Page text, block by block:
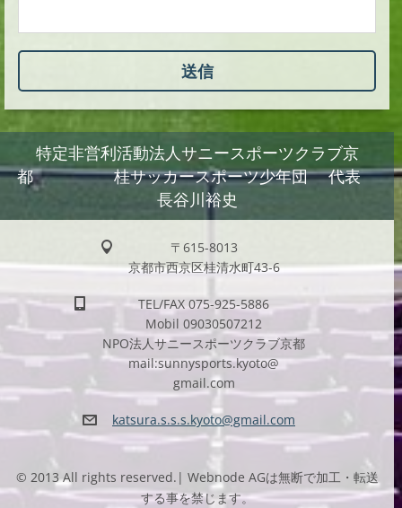
特定非営利活動法人サニースポーツクラブ京
都 桂サッカースポーツ少年団 代表
長谷川裕史
〒615-8013
京都市西京区桂清水町43-6
TEL/FAX 075-925-5886
Mobil 09030507212
NPO法人サニースポーツクラブ京都
mail:sunnysports.kyoto@
gmail.com
katsura.s.s.s.kyoto@gmail.com
© 2013 All rights reserved.| Webnode AGは無断で加工・転送
する事を禁じます。